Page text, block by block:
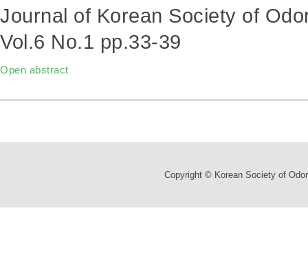
Journal of Korean Society of
Vol.6 No.1 pp.33-39
Open abstract
Copyright © Korean Society of